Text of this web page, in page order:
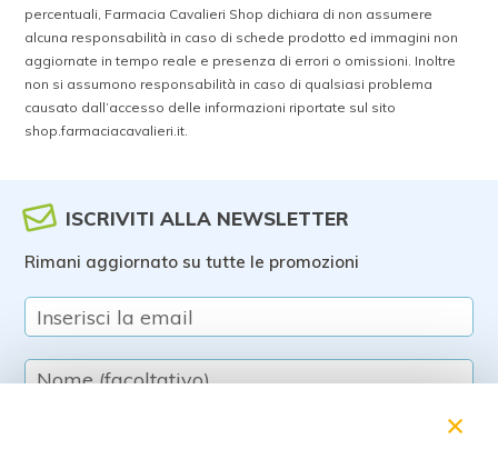
percentuali, Farmacia Cavalieri Shop dichiara di non assumere
alcuna responsabilità in caso di schede prodotto ed immagini non
aggiornate in tempo reale e presenza di errori o omissioni. Inoltre
non si assumono responsabilità in caso di qualsiasi problema
causato dall’accesso delle informazioni riportate sul sito
shop.farmaciacavalieri.it.
ISCRIVITI ALLA NEWSLETTER
Rimani aggiornato su tutte le promozioni
×